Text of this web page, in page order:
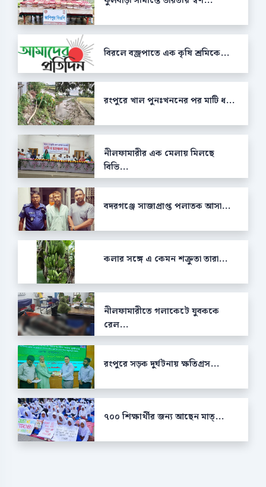
বিরলে বজ্রপাতে এক কৃষি শ্রমিকে...
রংপুরে খাল পুনঃখননের পর মাটি ধ...
নীলফামারীর এক মেলায় মিলছে
বিভি...
বদরগঞ্জে সাজাপ্রাপ্ত পলাতক আসা...
কলার সঙ্গে এ কেমন শক্রুতা তারা...
নীলফামারীতে গলাকেটে যুবককে
রেল...
রংপুরে সড়ক দুর্ঘটনায় ক্ষতিগ্রস...
৭০০ শিক্ষার্থীর জন্য আছেন মাত্...